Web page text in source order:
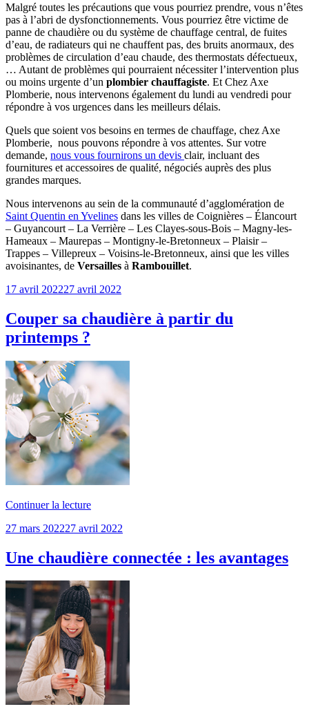
Malgré toutes les précautions que vous pourriez prendre, vous n’êtes
pas à l’abri de dysfonctionnements. Vous pourriez être victime de
panne de chaudière ou du système de chauffage central, de fuites
d’eau, de radiateurs qui ne chauffent pas, des bruits anormaux, des
problèmes de circulation d’eau chaude, des thermostats défectueux,
… Autant de problèmes qui pourraient nécessiter l’intervention plus
ou moins urgente d’un plombier chauffagiste. Et Chez Axe
Plomberie, nous intervenons également du lundi au vendredi pour
répondre à vos urgences dans les meilleurs délais.
Quels que soient vos besoins en termes de chauffage, chez Axe
Plomberie, nous pouvons répondre à vos attentes. Sur votre
demande, nous vous fournirons un devis clair, incluant des
fournitures et accessoires de qualité, négociés auprès des plus
grandes marques.
Nous intervenons au sein de la communauté d’agglomération de
Saint Quentin en Yvelines dans les villes de Coignières – Élancourt
– Guyancourt – La Verrière – Les Clayes-sous-Bois – Magny-les-
Hameaux – Maurepas – Montigny-le-Bretonneux – Plaisir –
Trappes – Villepreux – Voisins-le-Bretonneux, ainsi que les villes
avoisinantes, de Versailles à Rambouillet.
Publié
17 avril 202227 avril 2022
Couper sa chaudière à partir du
printemps ?
Continuer la lecturede
sa
à
partir
du
printemps
? »
Publié
27 mars 202227 avril 2022
Une chaudière connectée : les avantages